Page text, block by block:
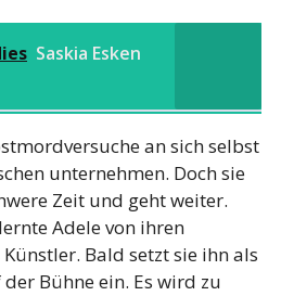
Saskia Esken
an sich selbst
unternehmen. Doch sie
Zeit und geht weiter.
Adele von ihren
Bald setzt sie ihn als
Bühne ein. Es wird zu